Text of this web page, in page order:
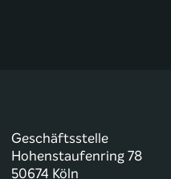
Geschäftsstelle
Hohenstaufenring 78
50674 Köln